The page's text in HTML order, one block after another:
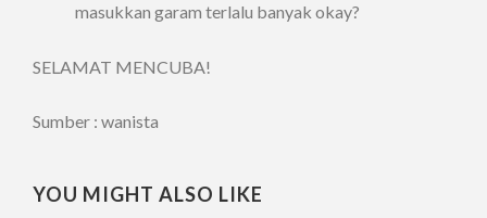
masukkan garam terlalu banyak okay?
SELAMAT MENCUBA!
Sumber : wanista
YOU MIGHT ALSO LIKE